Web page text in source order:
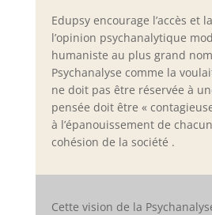
Edupsy encourage l’accès et
l’opinion psychanalytique
humaniste au plus grand
Psychanalyse comme la
ne doit pas être réservée à
pensée doit être «
à l’épanouissement de
cohésion de la société .
Cette vision de la